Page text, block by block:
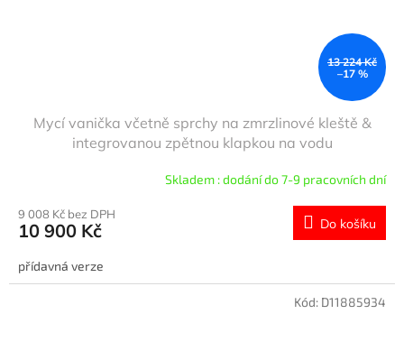
13 224 Kč
–17 %
Mycí vanička včetně sprchy na zmrzlinové kleště &
integrovanou zpětnou klapkou na vodu
Skladem : dodání do 7-9 pracovních dní
9 008 Kč bez DPH
10 900 Kč Do košíku
přídavná verze
Kód: D11885934